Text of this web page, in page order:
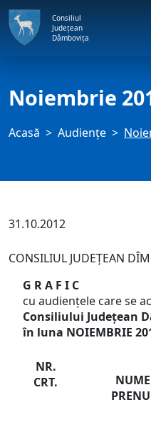
Consiliul
Județean
Dâmbovița
Noiembrie
Acasă Audienţe
31.10.2012
CONSILIUL JUDEŢEAN
G R A F I C
cu audienţele care se
Consiliului Judeţean
în luna NOIEMBRIE
NR.
CRT.